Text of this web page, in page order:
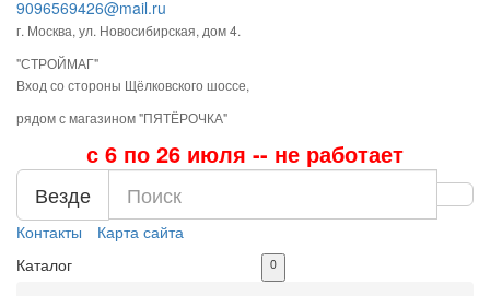
9096569426@mail.ru
г. Москва, ул. Новосибирская, дом 4.
"СТРОЙМАГ"
Вход со стороны Щёлковского шоссе,
рядом с магазином "ПЯТЁРОЧКА"
с 6 по 26 июля -- не работает
Везде
Контакты
Карта сайта
Каталог
0